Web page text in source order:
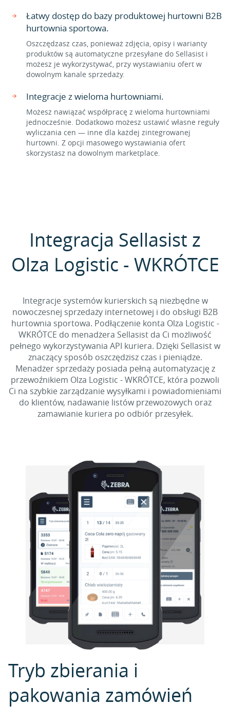
Łatwy dostęp do bazy produktowej hurtowni B2B
hurtownia sportowa.
Oszczędzasz czas, ponieważ zdjęcia, opisy i warianty
produktów są automatyczne przesyłane do Sellasist i
możesz je wykorzystywać, przy wystawianiu ofert w
dowolnym kanale sprzedaży.
Integracje z wieloma hurtowniami.
Możesz nawiązać współpracę z wieloma hurtowniami
jednocześnie. Dodatkowo możesz ustawić własne reguły
wyliczania cen — inne dla każdej zintegrowanej
hurtowni. Z opcji masowego wystawiania ofert
skorzystasz na dowolnym marketplace.
Integracja Sellasist z
Olza Logistic - WKRÓTCE
Integracje systemów kurierskich są niezbędne w
nowoczesnej sprzedaży internetowej i do obsługi B2B
hurtownia sportowa. Podłączenie konta Olza Logistic -
WKRÓTCE do menadżera Sellasist da Ci możliwość
pełnego wykorzystywania API kuriera. Dzięki Sellasist w
znaczący sposób oszczędzisz czas i pieniądze.
Menadżer sprzedaży posiada pełną automatyzację z
przewoźnikiem Olza Logistic - WKRÓTCE, która pozwoli
Ci na szybkie zarządzanie wysyłkami i powiadomieniami
do klientów, nadawanie listów przewozowych oraz
zamawianie kuriera po odbiór przesyłek.
Tryb zbierania i
pakowania zamówień